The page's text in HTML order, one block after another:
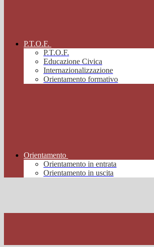
P.T.O.F.
P.T.O.F.
Educazione Civica
Internazionalizzazione
Orientamento formativo
Orientamento
Orientamento in entrata
Orientamento in uscita